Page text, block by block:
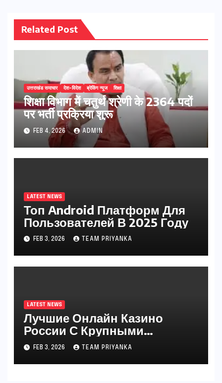
Related Post
उत्तराखंड समाचार देश-विदेश ब्रेकिंग न्यूज शिक्षा
शिक्षा विभाग में चतुर्थ श्रेणी के 2364 पदों
पर भर्ती प्रक्रिया शुरू
FEB 4, 2026 ADMIN
LATEST NEWS
Топ Android Платформ Для
Пользователей В 2025 Году
FEB 3, 2026 TEAM PRIYANKA
LATEST NEWS
Лучшие Онлайн Казино
России С Крупными
Выигрышами 2025
FEB 3, 2026 TEAM PRIYANKA